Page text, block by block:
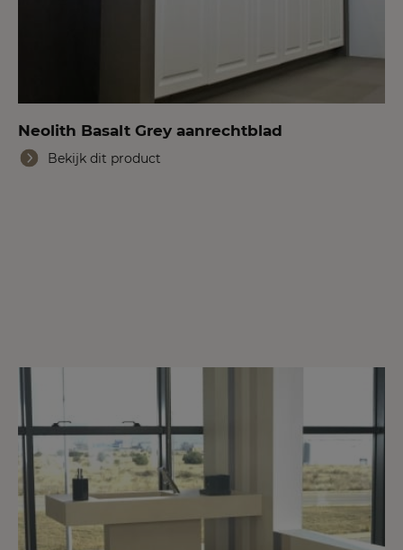
Neolith Basalt Grey aanrechtblad
Bekijk dit product